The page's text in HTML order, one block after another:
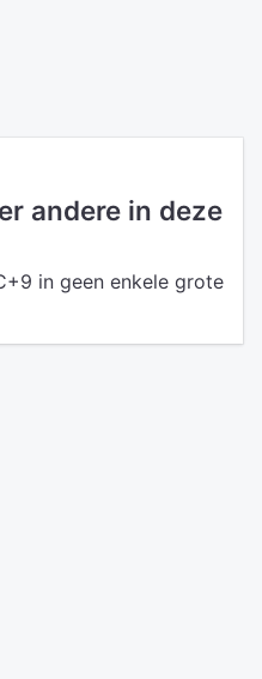
andere in deze
in geen enkele grote